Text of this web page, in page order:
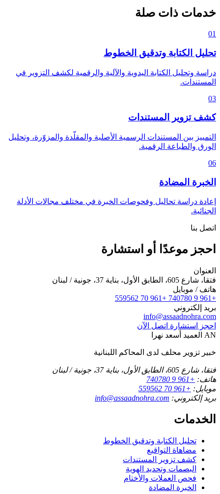
خدمات ذات صلة
01
تحليل الكتابة وتدقيق الخطوط
دراسة وتحليل الكتابة اليدوية والآلية والرقمية لكشف التزوير في
المستندات.
03
كشف تزوير المستندات
التمييز بين المستندات الرسمية الأصلية والمقلّدة والمزوّرة، وتحليل
الورق والطباعة الرقمية.
06
الخبرة المضادة
إعادة دراسة تحاليل وفحوصات الخبرة في مختلف مجالات الأدلة
الجنائية.
اتصل بنا
احجز موعدًا أو استشارة
العنوان
فتقا، شارع 605، الطابق الأول، بناية 37، جونية / لبنان
هاتف / موبايل
+961 9 740780
+961 70 559562
بريد إلكتروني
info@assaadnohra.com
احجز استشارة اتصل الآن
AN العميد أسعد نهرا
خبير تزوير محلف لدى المحاكم اللبنانية
فتقا، شارع 605، الطابق الأول، بناية 37، جونية / لبنان
هاتف: +961 9 740780
موبايل: +961 70 559562
بريد إلكتروني: info@assaadnohra.com
الخدمات
تحليل الكتابة وتدقيق الخطوط
مضاهاة التواقيع
كشف تزوير المستندات
البصمات وتحديد الهوية
فحص العملات والأختام
الخبرة المضادة